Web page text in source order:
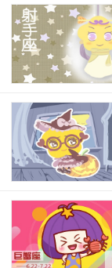
管理和自我规